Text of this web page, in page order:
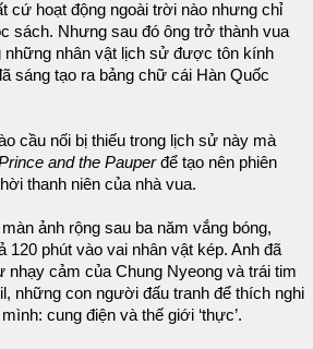
cứ hoạt động ngoài trời nào nhưng chỉ
sách. Nhưng sau đó ông trở thành vua
những nhân vật lịch sử được tôn kính
sáng tạo ra bảng chữ cái Hàn Quốc
cầu nối bị thiếu trong lịch sử này mà
and the Pauperđể tạo nên phiên
thanh niên của nhà vua.
ảnh rộng sau ba năm vắng bóng,
120 phút vào vai nhân vật kép. Anh đã
nhạy cảm của Chung Nyeong và trái tim
những con người đấu tranh để thích nghi
cung điện và thế giới ‘thực’.